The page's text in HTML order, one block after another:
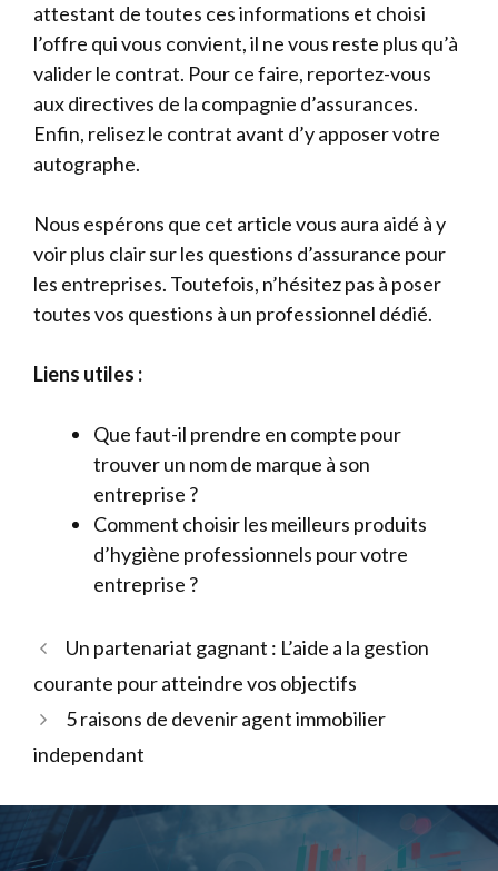
attestant de toutes ces informations et choisi
l’offre qui vous convient, il ne vous reste plus qu’à
valider le contrat. Pour ce faire, reportez-vous
aux directives de la compagnie d’assurances.
Enfin, relisez le contrat avant d’y apposer votre
autographe.
Nous espérons que cet article vous aura aidé à y
voir plus clair sur les questions d’assurance pour
les entreprises. Toutefois, n’hésitez pas à poser
toutes vos questions à un professionnel dédié.
Liens utiles :
Que faut-il prendre en compte pour
trouver un nom de marque à son
entreprise ?
Comment choisir les meilleurs produits
d’hygiène professionnels pour votre
entreprise ?
Un partenariat gagnant : L’aide a la gestion
courante pour atteindre vos objectifs
5 raisons de devenir agent immobilier
independant